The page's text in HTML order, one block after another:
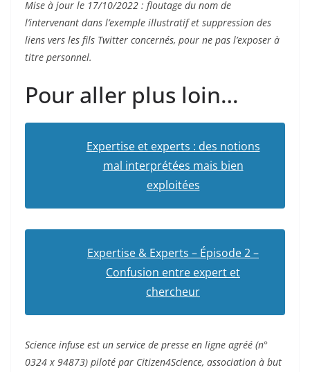
Mise à jour le 17/10/2022 : floutage du nom de
l’intervenant dans l’exemple illustratif et suppression des
liens vers les fils Twitter concernés, pour ne pas l’exposer à
titre personnel.
Pour aller plus loin…
Expertise et experts : des notions
mal interprétées mais bien
exploitées
Expertise & Experts – Épisode 2 –
Confusion entre expert et
chercheur
Science infuse est un service de presse en ligne agréé (n°
0324 x 94873) piloté par Citizen4Science, association à but